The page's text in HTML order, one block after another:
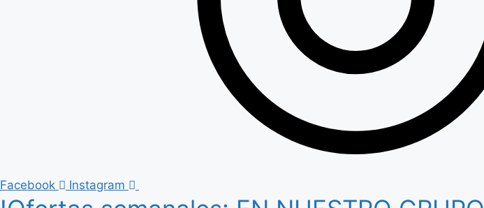
Facebook Instagram